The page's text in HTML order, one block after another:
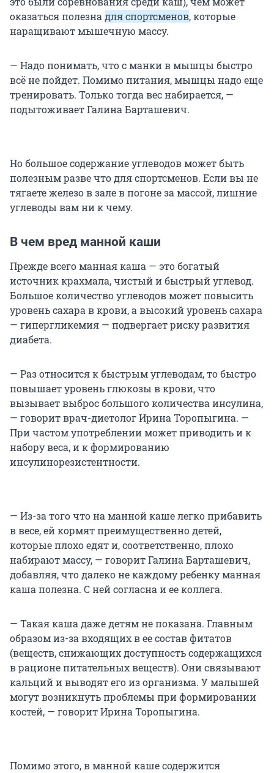
оказаться полезнадля спортсменов, которые
наращивают мышечную массу.
— Надо понимать, что с манки в мышцы быстро
всё не пойдет. Помимо питания, мышцы надо еще
тренировать. Только тогда вес набирается, —
подытоживает Галина Барташевич.
Но большое содержание углеводов может быть
полезным разве что для спортсменов. Если вы не
тягаете железо в зале в погоне за массой, лишние
углеводы вам ни к чему.
В чем вред манной каши
Прежде всего манная каша — это богатый
источник крахмала, чистый и быстрый углевод.
Большое количество углеводов может повысить
уровень сахара в крови, а высокий уровень сахара
— гипергликемия — подвергает риску развития
диабета.
— Раз относится к быстрым углеводам, то быстро
повышает уровень глюкозы в крови, что
вызывает выброс большого количества инсулина,
— говорит врач-диетолог Ирина Торопыгина. —
При частом употреблении может приводить и к
набору веса, и к формированию
инсулинорезистентности.
— Из-за того что на манной каше легко прибавить
в весе, ей кормят преимущественно детей,
которые плохо едят и, соответственно, плохо
набирают массу, — говорит Галина Барташевич,
добавляя, что далеко не каждому ребенку манная
каша полезна. С ней согласна и ее коллега.
— Такая каша даже детям не показана. Главным
образом из-за входящих в ее состав фитатов
(веществ, снижающих доступность содержащихся
в рационе питательных веществ). Они связывают
кальций и выводят его из организма. У малышей
могут возникнуть проблемы при формировании
костей, — говорит Ирина Торопыгина.
Помимо этого, в манной каше содержится